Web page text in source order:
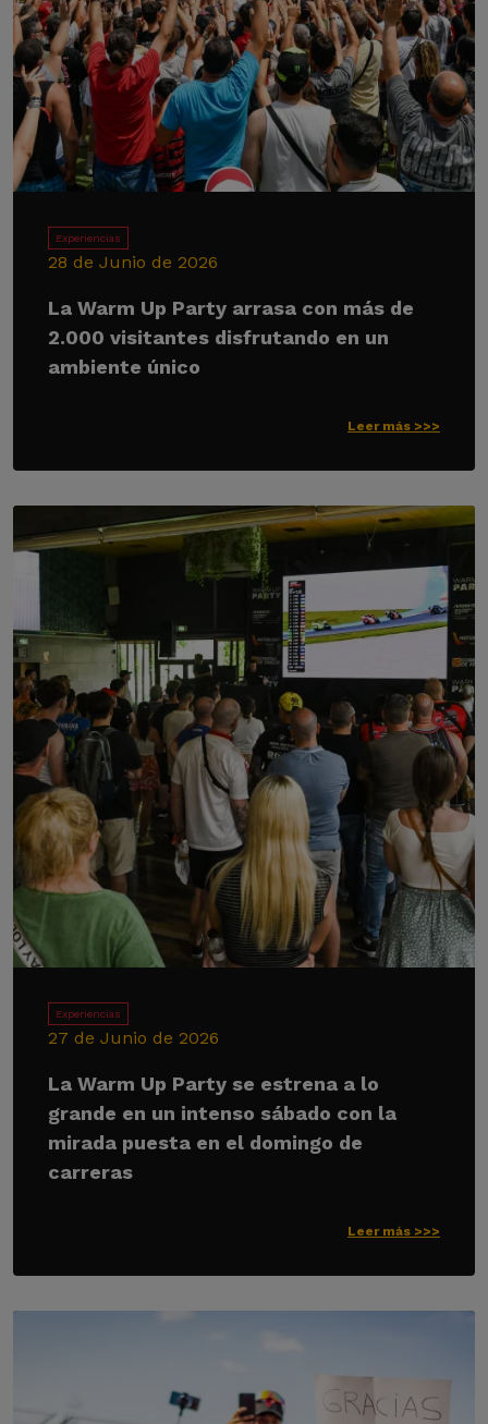
Experiencias
28 de Junio de 2026
La Warm Up Party arrasa con más de
2.000 visitantes disfrutando en un
ambiente único
Leer más >>>
Experiencias
27 de Junio de 2026
La Warm Up Party se estrena a lo
grande en un intenso sábado con la
mirada puesta en el domingo de
carreras
Leer más >>>